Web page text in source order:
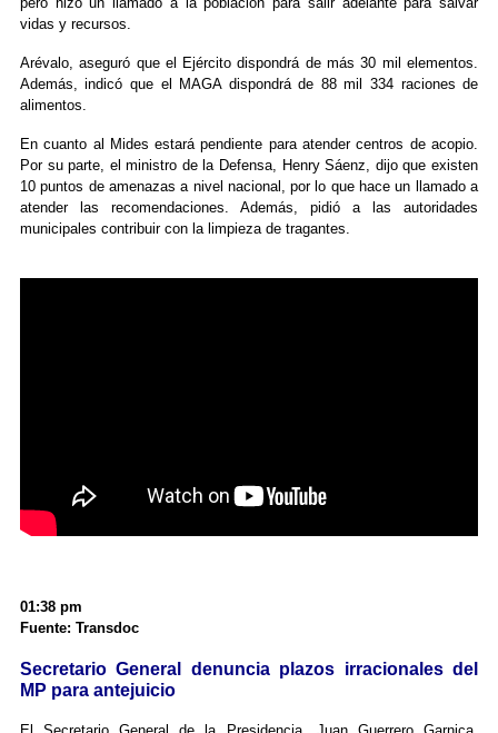
vidas y recursos.
Arévalo, aseguró que el Ejército dispondrá de más 30 mil elementos.
Además, indicó que el MAGA dispondrá de 88 mil 334 raciones de
alimentos.
En cuanto al Mides estará pendiente para atender centros de acopio.
Por su parte, el ministro de la Defensa, Henry Sáenz, dijo que existen
10 puntos de amenazas a nivel nacional, por lo que hace un llamado a
atender las recomendaciones. Además, pidió a las autoridades
municipales contribuir con la limpieza de tragantes.
01:38 pm
Fuente: Transdoc
Secretario General denuncia plazos irracionales del
MP para antejuicio